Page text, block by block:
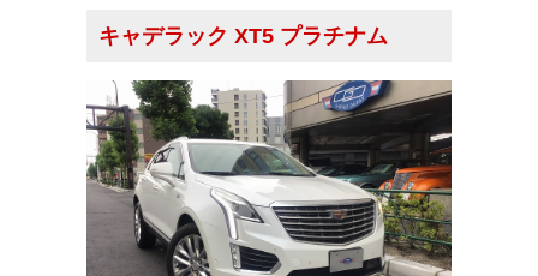
キャデラック XT5 プラチナム